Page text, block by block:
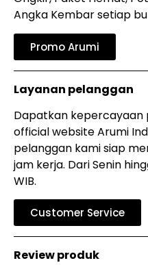
Angka Kembar setiap
Promo Arumi
Layanan pelanggan
Dapatkan kepercayaan
official website Arumi
pelanggan kami siap
jam kerja. Dari Senin
WIB.
Customer Service
Review produk